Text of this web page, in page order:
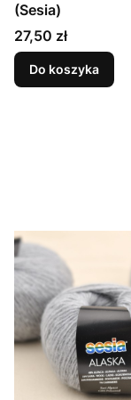
(Sesia)
Cena
27,50 zł
Do koszyka